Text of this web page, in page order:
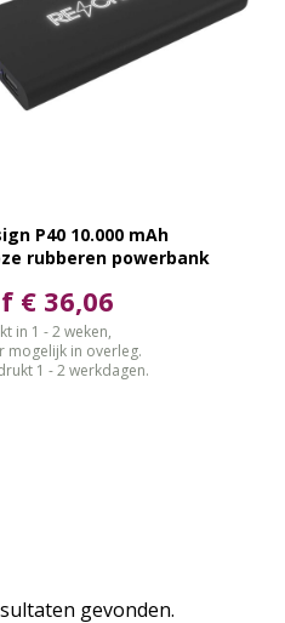
P40 10.000 mAh
rubberen powerbank
€ 36,06
in 1 - 2 weken,
in overleg.
1 - 2 werkdagen.
gevonden.